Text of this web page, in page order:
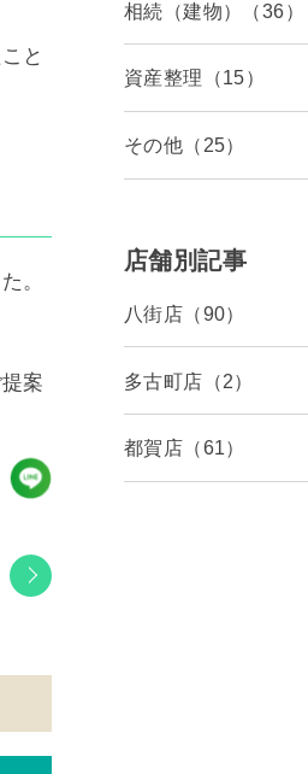
と
。
案
相続（建物）（36）
資産整理（15）
その他（25）
店舗別記事
八街店（90）
多古町店（2）
都賀店（61）